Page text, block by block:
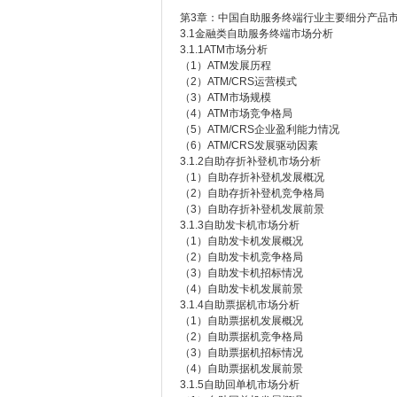
第3章：中国自助服务终端行业主要细分产品
3.1金融类自助服务终端市场分析
3.1.1ATM市场分析
（1）ATM发展历程
（2）ATM/CRS运营模式
（3）ATM市场规模
（4）ATM市场竞争格局
（5）ATM/CRS企业盈利能力情况
（6）ATM/CRS发展驱动因素
3.1.2自助存折补登机市场分析
（1）自助存折补登机发展概况
（2）自助存折补登机竞争格局
（3）自助存折补登机发展前景
3.1.3自助发卡机市场分析
（1）自助发卡机发展概况
（2）自助发卡机竞争格局
（3）自助发卡机招标情况
（4）自助发卡机发展前景
3.1.4自助票据机市场分析
（1）自助票据机发展概况
（2）自助票据机竞争格局
（3）自助票据机招标情况
（4）自助票据机发展前景
3.1.5自助回单机市场分析